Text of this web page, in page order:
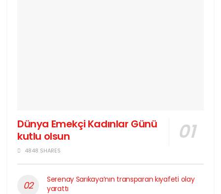
Dünya Emekçi Kadınlar Günü
kutlu olsun
4848 SHARES
Serenay Sarıkaya’nın transparan kıyafeti olay
yarattı